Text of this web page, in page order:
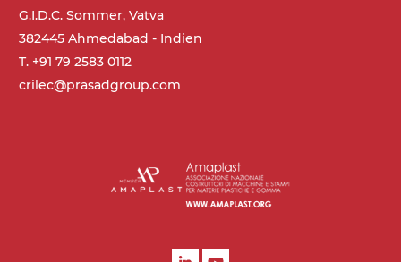
phasiger Asynchronmotor für
Mehrfachspannung 230/400Vac-50Hz-
On/Off, E-Stopp, Motor-
G.I.D.C. Sommer, Vatva
382445 Ahmedabad - Indien
T. +91 79 2583 0112
crilec@prasadgroup.com